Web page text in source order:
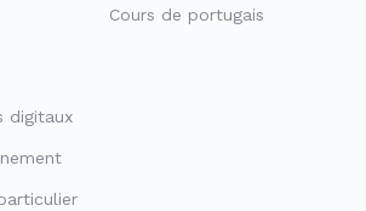
Cours de portugais
digitaux